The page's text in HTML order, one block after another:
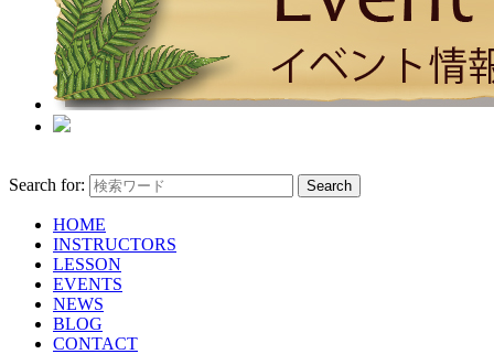
Search for:
HOME
INSTRUCTORS
LESSON
EVENTS
NEWS
BLOG
CONTACT